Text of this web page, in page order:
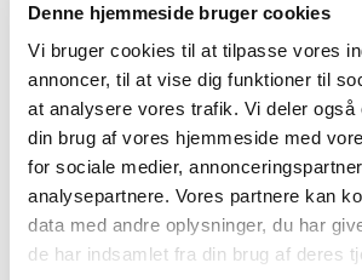
Denne hjemmeside bruger cookies
Vi bruger cookies til at tilpasse vores
annoncer, til at vise dig funktioner til
at analysere vores trafik. Vi deler også
din brug af vores hjemmeside med
for sociale medier,
analysepartnere. Vores partnere kan
data med andre oplysninger, du har
de har indsamlet fra din brug af deres
kulturmedarbejderhjørnet i Tornbjerg